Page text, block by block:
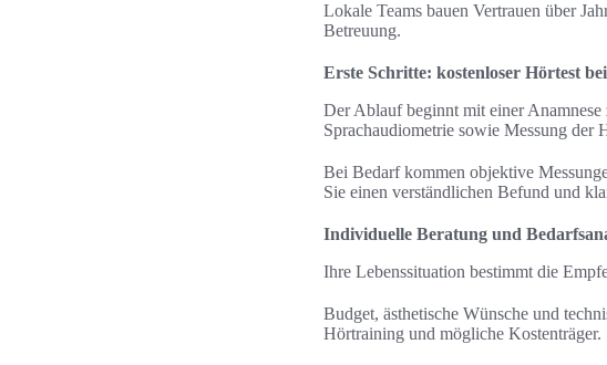
Lokale Teams bauen Vertrauen über
Betreuung.
Erste Schritte: kostenloser Hörtest
Der Ablauf beginnt mit einer
Sprachaudiometrie sowie Messung der
Bei Bedarf kommen objektive
Sie einen verständlichen Befund und
Individuelle Beratung und
Ihre Lebenssituation bestimmt die
Budget, ästhetische Wünsche und
Hörtraining und mögliche Kostenträger.